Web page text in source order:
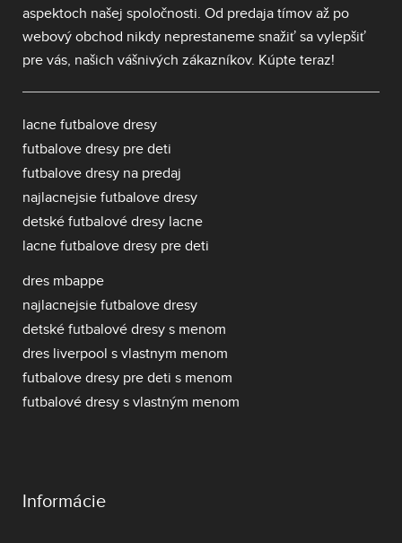
aspektoch našej spoločnosti. Od predaja tímov až po
webový obchod nikdy neprestaneme snažiť sa vylepšiť
pre vás, našich vášnivých zákazníkov. Kúpte teraz!
lacne futbalove dresy
futbalove dresy pre deti
futbalove dresy na predaj
najlacnejsie futbalove dresy
detské futbalové dresy lacne
lacne futbalove dresy pre deti
dres mbappe
najlacnejsie futbalove dresy
detské futbalové dresy s menom
dres liverpool s vlastnym menom
futbalove dresy pre deti s menom
futbalové dresy s vlastným menom
Informácie